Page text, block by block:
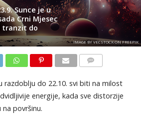
Sunce je u
Crni Mjesec
tranzit do
IMAGE BY VECSTOCK ON FREEPIK
razdoblju do 22.10. svi biti na milost
energije, kada sve distorzije
na površinu.